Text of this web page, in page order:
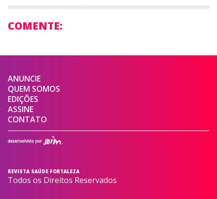
COMENTE:
ANUNCIE
QUEM SOMOS
EDIÇÕES
ASSINE
CONTATO
REVISTA SAÚDE FORTALEZA
Todos os Direitos Reservados